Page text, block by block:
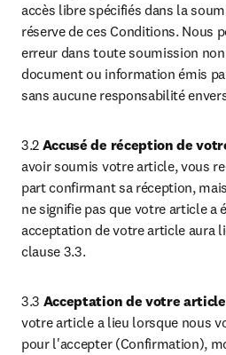
accès libre spécifiés dans la
réserve de ces Conditions. Nous
erreur dans toute soumission
document ou information émis
sans aucune responsabilité
3.2 Accusé de réception de
avoir soumis votre article, vous
part confirmant sa réception,
ne signifie pas que votre article a
acceptation de votre article aura
clause 3.3.
3.3 Acceptation de votre
votre article a lieu lorsque nous
pour l'accepter (Confirmation),